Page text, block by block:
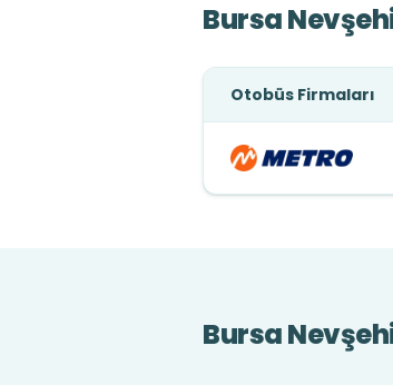
Bursa
Otobüs Firmaları
Bursa